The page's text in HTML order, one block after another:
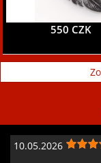
550 CZK
10.05.2026